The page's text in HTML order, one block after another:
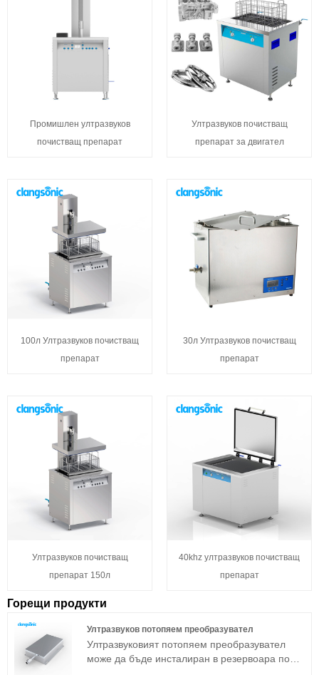
Промишлен ултразвуков
почистващ препарат
Ултразвуков почистващ
препарат за двигател
100л Ултразвуков почистващ
препарат
30л Ултразвуков почистващ
препарат
Ултразвуков почистващ
препарат 150л
40khz ултразвуков почистващ
препарат
Горещи продукти
Ултразвуков потопяем преобразувател
Ултразвуковият потопяем преобразувател
може да бъде инсталиран в резервоара по